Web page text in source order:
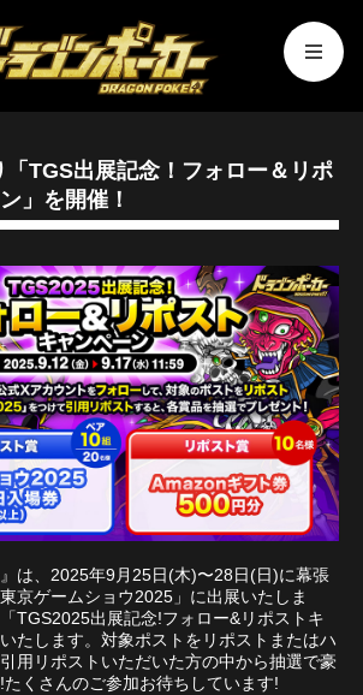
TGS出展記念！フォロー＆リポ
」を開催！
』は、2025年9月25日(木)〜28日(日)に幕張
京ゲームショウ2025」に出展いたしま
TGS2025出展記念!フォロー&リポストキ
たします。対象ポストをリポストまたはハ
用リポストいただいた方の中から抽選で豪
くさんのご参加お待ちしています!